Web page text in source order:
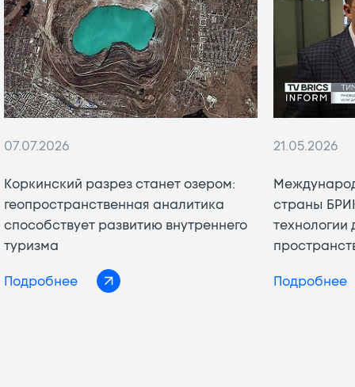
07.07.2026
Коркинский разрез станет озером:
геопространственная аналитика
способствует развитию внутреннего
туризма
Подробнее
21.05.2026
страны
технологии
Подробнее